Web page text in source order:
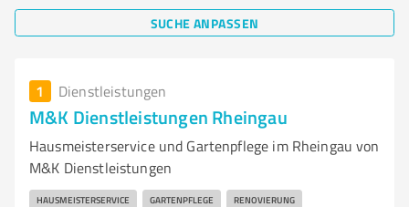
SUCHE ANPASSEN
1 Dienstleistungen
M&K Dienstleistungen Rheingau
Hausmeisterservice und Gartenpflege im Rheingau von
M&K Dienstleistungen
HAUSMEISTERSERVICE GARTENPFLEGE RENOVIERUNG